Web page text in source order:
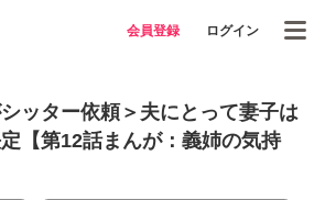
会員登録 ログイン
ッター依頼＞夫にとって妻子は
【第12話まんが：義姉の気持